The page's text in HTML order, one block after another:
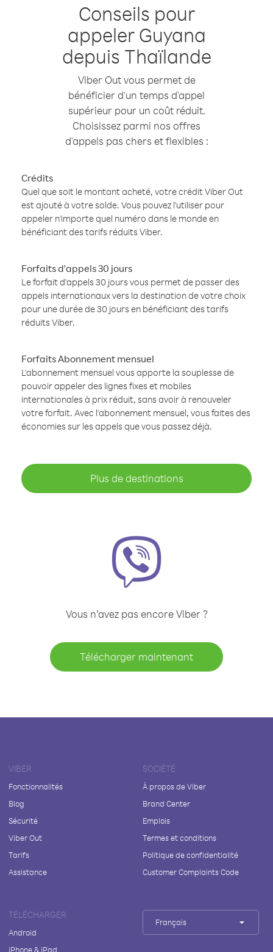
Conseils pour
appeler Guyana
depuis Thaïlande
Viber Out vous permet de
bénéficier d'un temps d'appel
supérieur pour un coût réduit.
Choisissez parmi nos offres
d'appels pas chers et flexibles :
Crédits
Quel que soit le montant acheté, votre crédit Viber Out
est ajouté à votre solde. Vous pouvez l'utiliser pour
appeler n'importe quel numéro dans le monde en
bénéficiant des tarifs réduits Viber.
Forfaits d'appels 30 jours
Le forfait d'appels 30 jours vous permet de passer des
appels internationaux vers la destination de votre choix
pour une durée de 30 jours en bénéficiant des tarifs
réduits Viber.
Forfaits Abonnement mensuel
L'abonnement mensuel vous apporte la souplesse de
pouvoir appeler des lignes fixes et mobiles
internationales à prix réduit, sans avoir à renouveler
votre forfait. Avec l'abonnement mensuel, vous faites des
économies sur les appels que vous passez déjà.
Plus de destinations
Vous n’avez pas encore Viber ?
Télécharger maintenant
VIBER
Fonctionnalités
Blog
Sécurité
Viber Out
Tarifs
Assistance
SOCIÉTÉ
À propos de Viber
Brand Center
Emplois
Termes et conditions
Politique de confidentialité
Customer Complaints Code
TÉLÉCHARGER
Android
iPhone & iPad
Français